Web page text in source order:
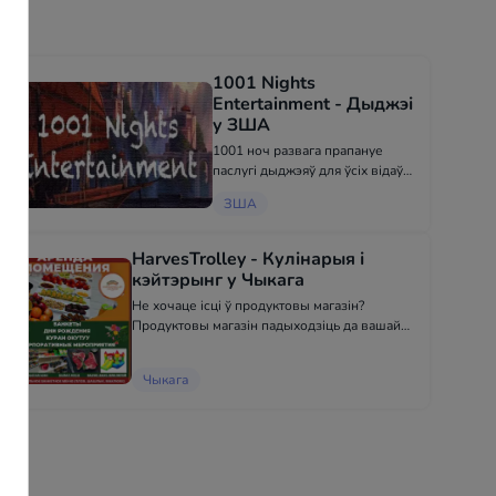
1001 Nights
Entertainment - Дыджэі
у ЗША
1001 ноч развага прапануе
паслугі дыджэяў для ўсіх відаў
міжнародныя музычныя
усёй вусмерці! 617-866-3214
ЗША
HarvesTrolley - Кулінарыя і
кэйтэрынг у Чыкага
Не хочаце ісці ў продуктовы магазін?
Продуктовы магазін падыходзіць да вашай
Чыкага